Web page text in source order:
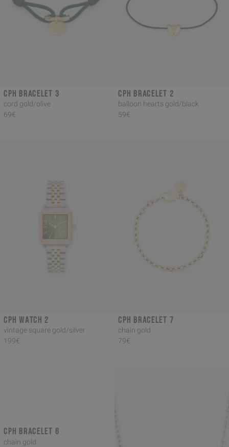
CPH BRACELET 3
cord gold/olive
69€
CPH BRACELET 2
balloon hearts gold/black
59€
CPH WATCH 2
vintage square gold/silver
199€
CPH BRACELET 7
chain gold
79€
CPH BRACELET 6
chain gold